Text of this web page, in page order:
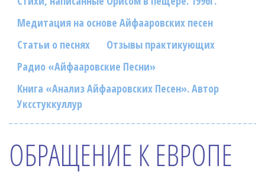
Фотогалерея
In English
Видео
Ииссиидиология
Номера песен
Медитация на основе Айфааровских песен
Статьи о песнях
Отзывы практикующих
Радио «Айфааровские Песни»
Книга «Анализ Айфааровских Песен». Автор
Уксстуккуллур
ОБРАЩЕНИЕ К ЕВРОПЕ